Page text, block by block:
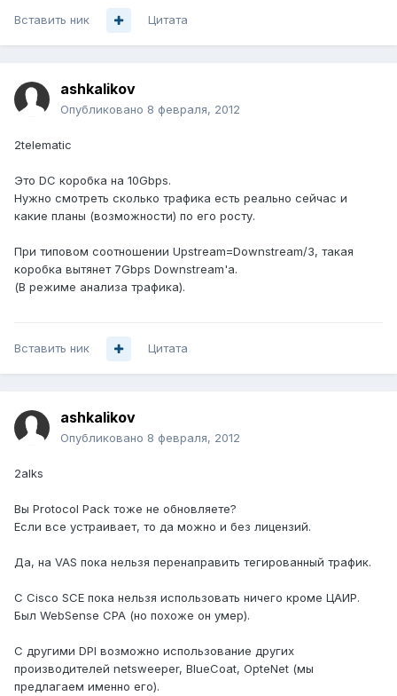
Вставить ник Цитата
ashkalikov
Опубликовано 8 февраля, 2012
2telematic
Это DC коробка на 10Gbps.
Нужно смотреть сколько трафика есть реально сейчас и
какие планы (возможности) по его росту.
При типовом соотношении Upstream=Downstream/3, такая
коробка вытянет 7Gbps Downstream'a.
(В режиме анализа трафика).
Вставить ник Цитата
ashkalikov
Опубликовано 8 февраля, 2012
2alks
Вы Protocol Pack тоже не обновляете?
Если все устраивает, то да можно и без лицензий.
Да, на VAS пока нельзя перенаправить тегированный трафик.
C Cisco SCE пока нельзя использовать ничего кроме ЦАИР.
Был WebSense CPA (но похоже он умер).
С другими DPI возможно использование других
производителей netsweeper, BlueCoat, OpteNet (мы
предлагаем именно его).